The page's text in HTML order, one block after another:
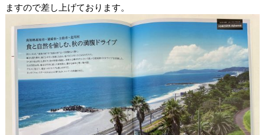
ますので差し上げております。